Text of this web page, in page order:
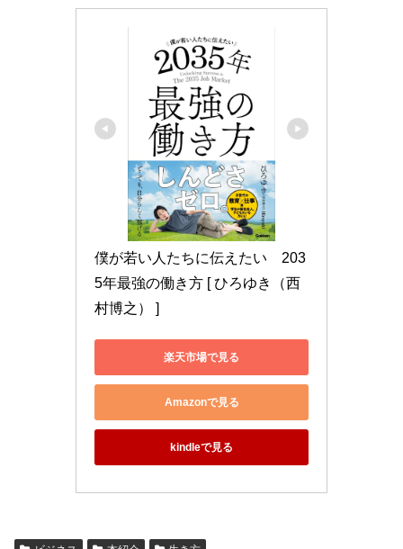
僕が若い人たちに伝えたい　203
5年最強の働き方 [ ひろゆき（西
村博之） ]
楽天市場で見る
Amazonで見る
kindleで見る